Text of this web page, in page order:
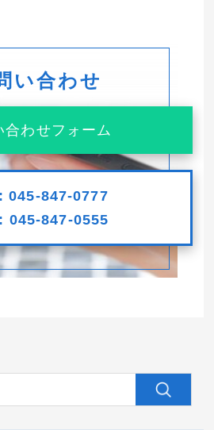
い合わせ
合わせフォーム
045-847-0777
045-847-0555